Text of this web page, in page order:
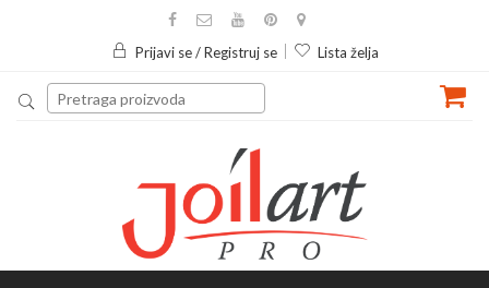
Prijavi se / Registruj se Lista želja